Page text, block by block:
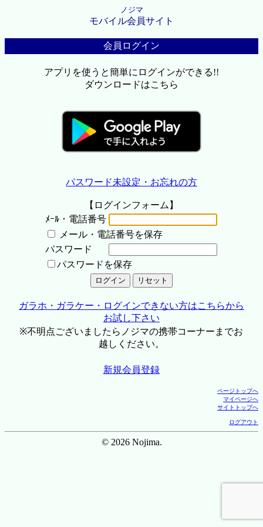
ノジマ
モバイル会員サイト
会員ログイン
アプリを使うと簡単にログインができる!!
ダウンロードはこちら
パスワード未設定・お忘れの方
【ログインフォーム】
ﾒｰﾙ・電話番号
メール・電話番号を保存
パスワード
パスワードを保存
ガラホ・ガラケー・ログインできない方はこちらから
お試し下さい
※不明点ございましたらノジマの携帯コーナーまでお
越しください。
新規会員登録
ページトップへ
マイページへ
サイトトップへ
ログアウト
© 2026 Nojima.